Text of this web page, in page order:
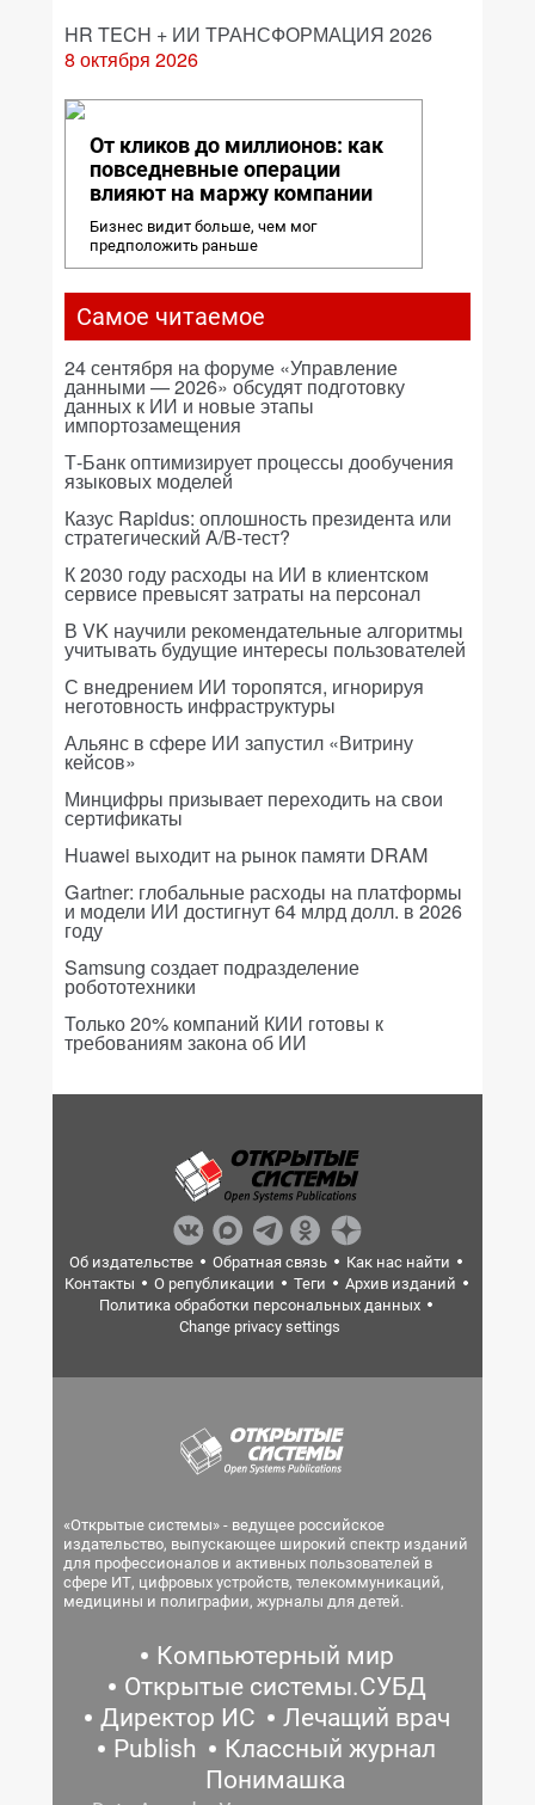
HR TECH + ИИ ТРАНСФОРМАЦИЯ 2026
8 октября 2026
От кликов до миллионов: как
повседневные операции
влияют на маржу компании
Бизнес видит больше, чем мог
предположить раньше
Самое читаемое
24 сентября на форуме «Управление
данными — 2026» обсудят подготовку
данных к ИИ и новые этапы
импортозамещения
Т-Банк оптимизирует процессы дообучения
языковых моделей
Казус Rapidus: оплошность президента или
стратегический A/B-тест?
К 2030 году расходы на ИИ в клиентском
сервисе превысят затраты на персонал
В VK научили рекомендательные алгоритмы
учитывать будущие интересы пользователей
С внедрением ИИ торопятся, игнорируя
неготовность инфраструктуры
Альянс в сфере ИИ запустил «Витрину
кейсов»
Минцифры призывает переходить на свои
сертификаты
Huawei выходит на рынок памяти DRAM
Gartner: глобальные расходы на платформы
и модели ИИ достигнут 64 млрд долл. в 2026
году
Samsung создает подразделение
робототехники
Только 20% компаний КИИ готовы к
требованиям закона об ИИ
Об издательстве Обратная связь
Как нас найти
Контакты
О републикации Теги
Архив изданий
Политика обработки персональных данных
Change privacy settings
«Открытые системы» - ведущее российское
издательство, выпускающее широкий спектр изданий
для профессионалов и активных пользователей в
сфере ИТ, цифровых устройств, телекоммуникаций,
медицины и полиграфии, журналы для детей.
Компьютерный мир
Открытые системы.СУБД
Директор ИС
Лечащий врач
Publish
Классный журнал
Понимашка